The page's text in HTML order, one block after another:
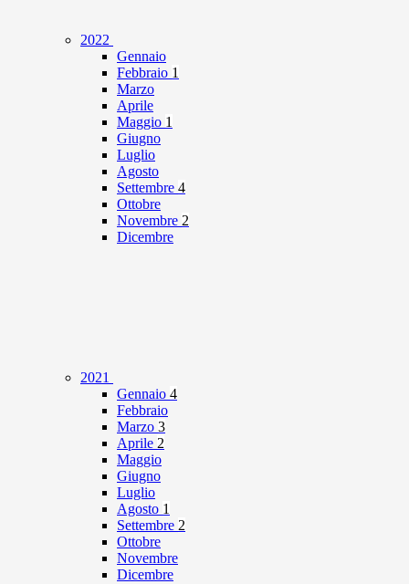
2022
Gennaio
Febbraio 1
Marzo
Aprile
Maggio 1
Giugno
Luglio
Agosto
Settembre 4
Ottobre
Novembre 2
Dicembre
2021
Gennaio 4
Febbraio
Marzo 3
Aprile 2
Maggio
Giugno
Luglio
Agosto 1
Settembre 2
Ottobre
Novembre
Dicembre